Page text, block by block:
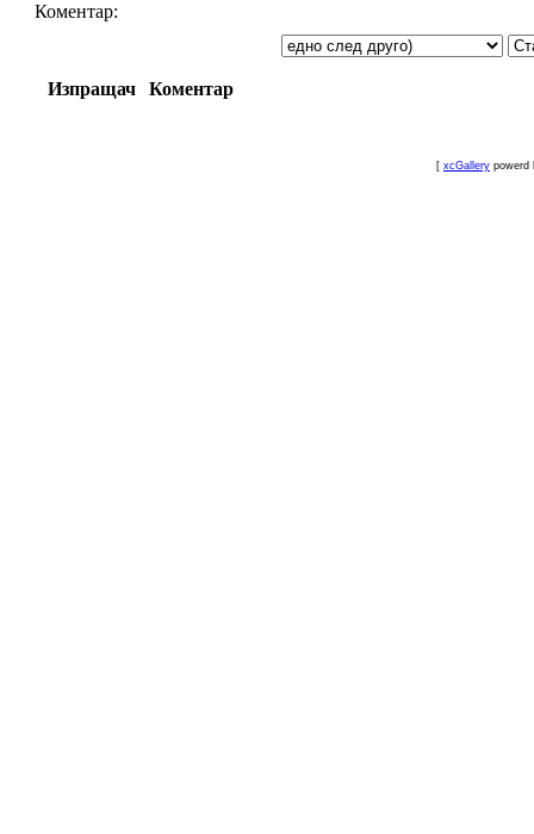
Коментар:
Изпращач Коментар
[ xcGallery